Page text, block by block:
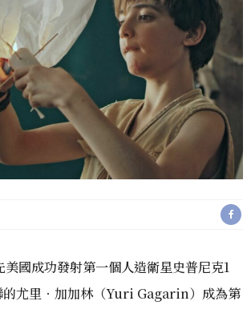
國成功發射第一個人造衛星史普尼克1
的尤里．加加林（Yuri Gagarin）成為第